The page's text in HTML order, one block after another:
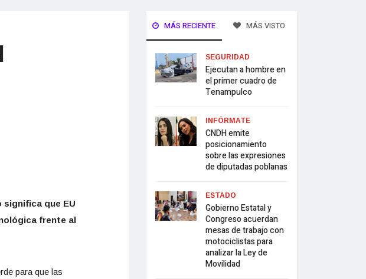
que EU
frente al
para que las
MÁS RECIENTE MÁS VISTO
SEGURIDAD
Ejecutan a hombre en
el primer cuadro de
Tenampulco
INFÓRMATE
CNDH emite
posicionamiento
sobre las expresiones
de diputadas poblanas
ESTADO
Gobierno Estatal y
Congreso acuerdan
mesas de trabajo con
motociclistas para
analizar la Ley de
Movilidad